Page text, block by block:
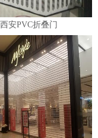
西安PVC折叠门